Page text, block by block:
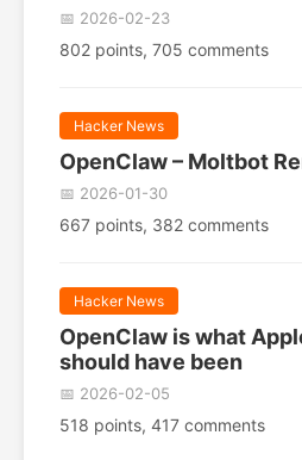
📅 2026-02-23
802 points, 705 comments
Hacker News
OpenClaw – Moltbot
📅 2026-01-30
667 points, 382 comments
Hacker News
OpenClaw is what
should have been
📅 2026-02-05
518 points, 417 comments